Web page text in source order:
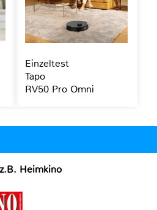
Heimkino
Einzeltest
Tapo
RV50 Pro Omni